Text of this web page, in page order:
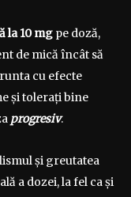
la10 mg pe doză,
de mică încât să
cu efecte
și tolerați bine
progresiv.
și greutatea
a dozei, la fel ca și